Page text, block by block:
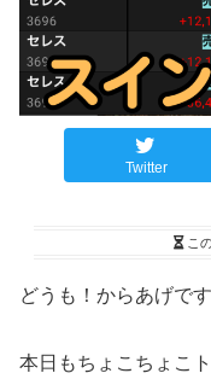
Twitter
こ
どうも！からあげです
本日もちょこちょこ